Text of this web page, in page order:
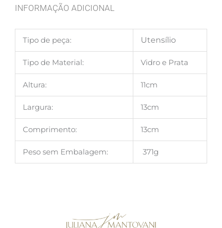
INFORMAÇÃO ADICIONAL
Tipo de peça: Utensílio
Tipo de Material: Vidro e Prata
Altura: 11cm
Largura: 13cm
Comprimento: 13cm
Peso sem Embalagem: 371g